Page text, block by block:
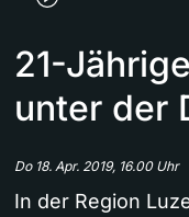
21-
unter der
Do 18. Apr. 2019, 16.00 Uhr
In der Region